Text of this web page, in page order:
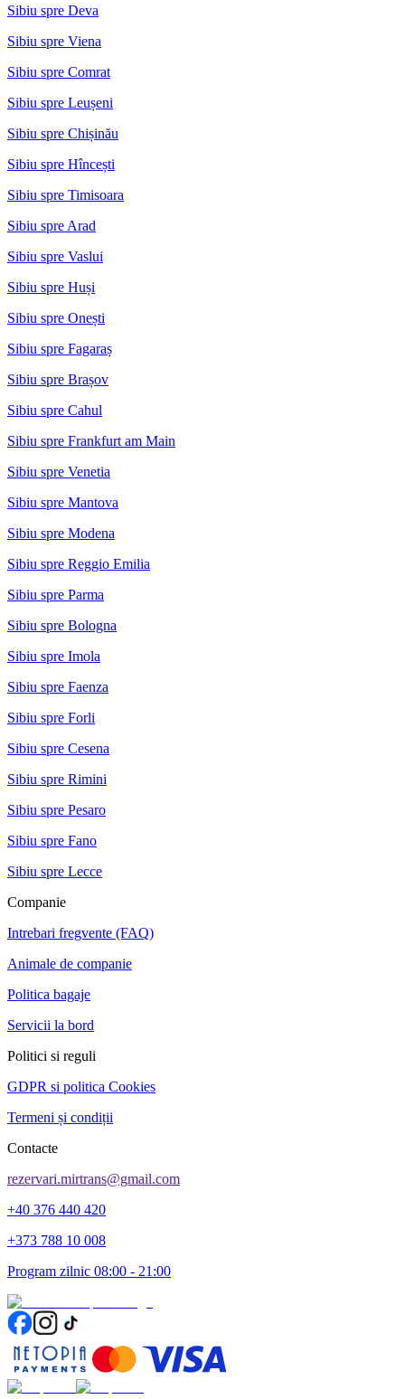
Sibiu spre Deva
Sibiu spre Viena
Sibiu spre Comrat
Sibiu spre Leușeni
Sibiu spre Chișinău
Sibiu spre Hîncești
Sibiu spre Timisoara
Sibiu spre Arad
Sibiu spre Vaslui
Sibiu spre Huși
Sibiu spre Onești
Sibiu spre Fagaraș
Sibiu spre Brașov
Sibiu spre Cahul
Sibiu spre Frankfurt am Main
Sibiu spre Venetia
Sibiu spre Mantova
Sibiu spre Modena
Sibiu spre Reggio Emilia
Sibiu spre Parma
Sibiu spre Bologna
Sibiu spre Imola
Sibiu spre Faenza
Sibiu spre Forli
Sibiu spre Cesena
Sibiu spre Rimini
Sibiu spre Pesaro
Sibiu spre Fano
Sibiu spre Lecce
Companie
Intrebari fregvente (FAQ)
Animale de companie
Politica bagaje
Servicii la bord
Politici si reguli
GDPR si politica Cookies
Termeni și condiții
Contacte
rezervari.mirtrans@gmail.com
+40 376 440 420
+373 788 10 008
Program zilnic 08:00 - 21:00